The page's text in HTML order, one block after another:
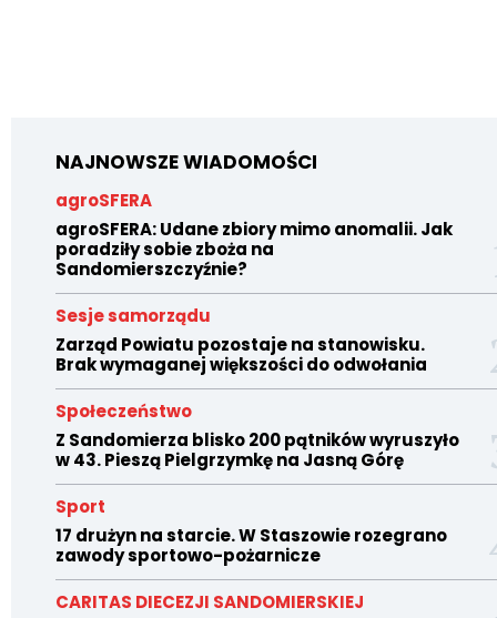
NAJNOWSZE WIADOMOŚCI
agroSFERA
agroSFERA: Udane zbiory mimo anomalii. Jak
poradziły sobie zboża na
Sandomierszczyźnie?
Sesje samorządu
Zarząd Powiatu pozostaje na stanowisku.
Brak wymaganej większości do odwołania
Społeczeństwo
Z Sandomierza blisko 200 pątników wyruszyło
w 43. Pieszą Pielgrzymkę na Jasną Górę
Sport
17 drużyn na starcie. W Staszowie rozegrano
zawody sportowo-pożarnicze
CARITAS DIECEZJI SANDOMIERSKIEJ